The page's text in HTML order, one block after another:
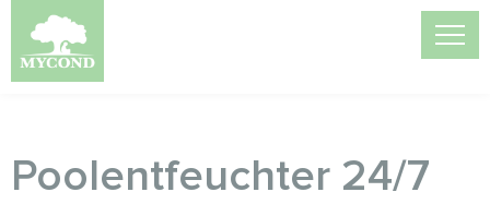
Poolentfeuchter 24/7